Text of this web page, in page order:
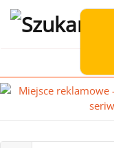
Przejdź do